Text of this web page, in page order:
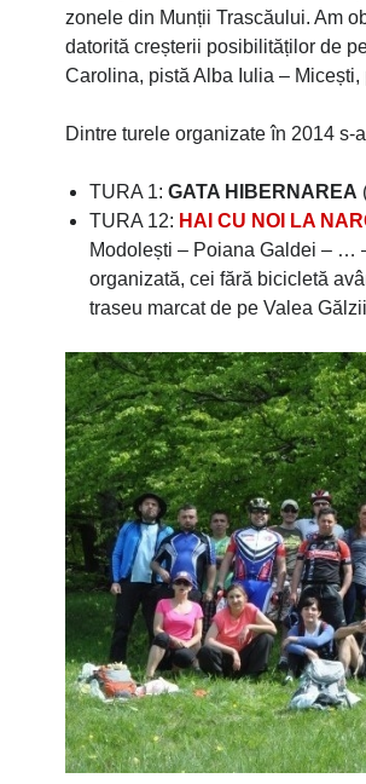
zonele din Munții Trascăului. Am
datorită creșterii posibilităților de
Carolina, pistă Alba Iulia –
Dintre turele organizate în 2014 s-
TURA 1: GATA HIBERNAREA
TURA 12: HAI CU NOI LA
Modolești – Poiana Galdei – …
organizată, cei fără bicicletă
traseu marcat de pe Valea